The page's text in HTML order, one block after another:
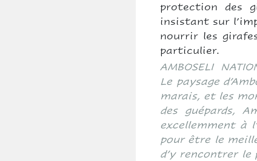
protection des
insistant sur
nourrir les
particulier.
AMBOSELI
Le paysage
marais, et les
des guépards,
excellemment à
pour être le
d’y rencontrer le